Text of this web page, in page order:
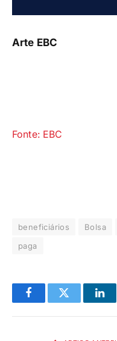
Arte EBC
Fonte: EBC
beneficiários Bolsa
paga
FacebookTwitter